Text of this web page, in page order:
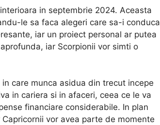
in septembrie 2024. Aceasta
le sa faca alegeri care sa-i conduca
iar un proiect personal ar putea
iar Scorpionii vor simti o
care munca asidua din trecut incepe
in cariera si in afaceri, ceea ce le va
financiare considerabile. In plan
vor avea parte de momente